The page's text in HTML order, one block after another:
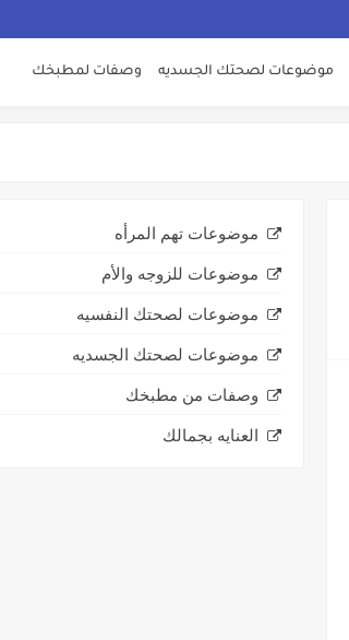
موضوعات لصحتك الجسديه وصفات لمطبخك
موضوعات تهم المرأه
موضوعات للزوجه والأم
موضوعات لصحتك النفسيه
موضوعات لصحتك الجسديه
وصفات من مطبخك
العنايه بجمالك